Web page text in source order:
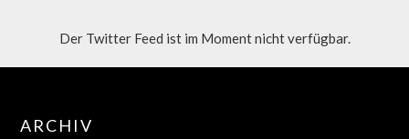
Der Twitter Feed ist im Moment nicht verfügbar.
ARCHIV